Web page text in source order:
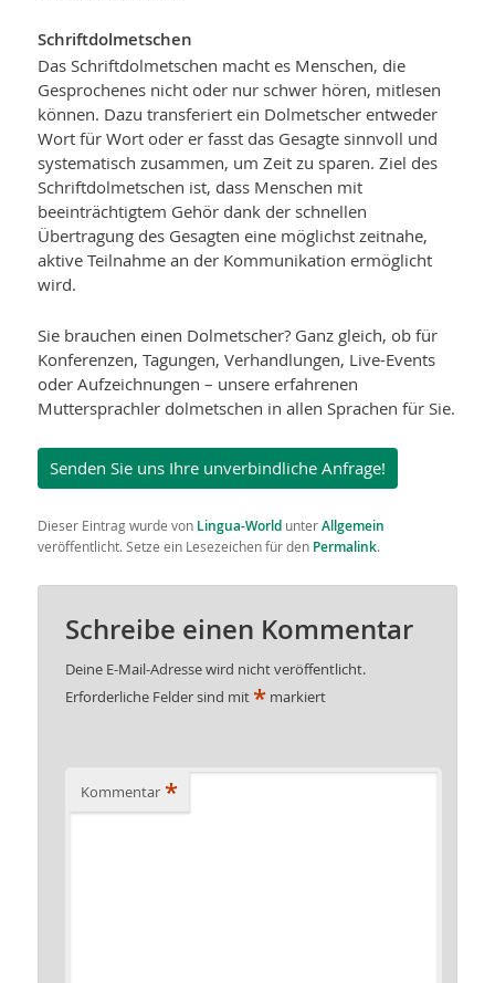
Schriftdolmetschen
Das Schriftdolmetschen macht es Menschen, die
Gesprochenes nicht oder nur schwer hören, mitlesen
können. Dazu transferiert ein Dolmetscher entweder
Wort für Wort oder er fasst das Gesagte sinnvoll und
systematisch zusammen, um Zeit zu sparen. Ziel des
Schriftdolmetschen ist, dass Menschen mit
beeinträchtigtem Gehör dank der schnellen
Übertragung des Gesagten eine möglichst zeitnahe,
aktive Teilnahme an der Kommunikation ermöglicht
wird.
Sie brauchen einen Dolmetscher? Ganz gleich, ob für
Konferenzen, Tagungen, Verhandlungen, Live-Events
oder Aufzeichnungen – unsere erfahrenen
Muttersprachler dolmetschen in allen Sprachen für Sie.
Senden Sie uns Ihre unverbindliche Anfrage!
Dieser Eintrag wurde von Lingua-World unterAllgemein
veröffentlicht. Setze ein Lesezeichen für den Permalink.
Schreibe einen Kommentar
Deine E-Mail-Adresse wird nicht veröffentlicht.
Erforderliche Felder sind mit * markiert
Kommentar *